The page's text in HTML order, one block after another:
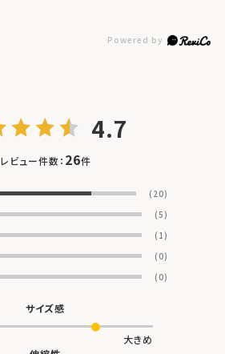
4.7
レビュー件数： 26件
(20)
(5)
(1)
(0)
(0)
サイズ感
大きめ